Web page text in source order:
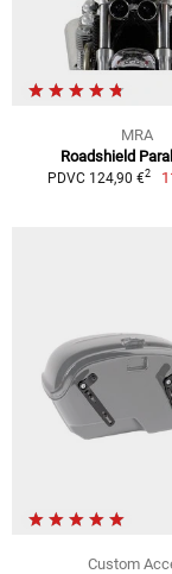
MRA
Roadshield
PDVC 124,90 €2
Custom